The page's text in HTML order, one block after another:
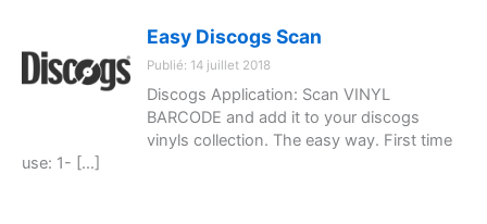
Easy Discogs Scan
Publié: 14 juillet 2018
Discogs Application: Scan VINYL
BARCODE and add it to your discogs
vinyls collection. The easy way. First time
use: 1- […]